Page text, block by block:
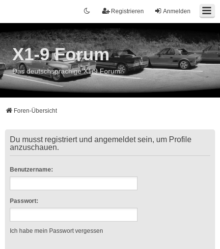
Anmelden
Registrieren
X1-9 Forum
Das deutschsprachige X1/9 Forum
Foren-Übersicht
Du musst registriert und angemeldet sein, um Profile
anzuschauen.
Benutzername:
Passwort:
Ich habe mein Passwort vergessen